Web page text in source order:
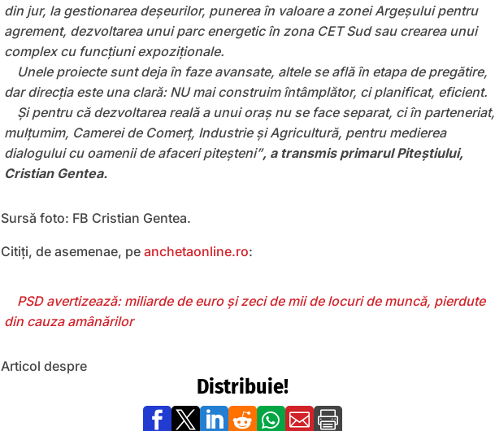
din jur, la gestionarea deșeurilor, punerea în valoare a zonei Argeșului pentru
agrement, dezvoltarea unui parc energetic în zona CET Sud sau crearea unui
complex cu funcțiuni expoziționale.
Unele proiecte sunt deja în faze avansate, altele se află în etapa de pregătire,
dar direcția este una clară: NU mai construim întâmplător, ci planificat, eficient.
Şi pentru că dezvoltarea reală a unui oraș nu se face separat, ci în parteneriat,
mulţumim, Camerei de Comerţ, Industrie şi Agricultură, pentru medierea
dialogului cu oamenii de afaceri piteşteni”, a transmis primarul Piteștiului,
Cristian Gentea.
Sursă foto: FB Cristian Gentea.
Citiți, de asemenae, pe anchetaonline.ro:
PSD avertizează: miliarde de euro și zeci de mii de locuri de muncă, pierdute
din cauza amânărilor
Articol despre
Distribuie!
      